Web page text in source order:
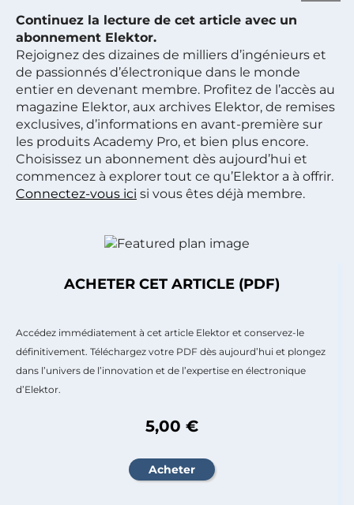
Continuez la lecture de cet article avec un
abonnement Elektor.
Rejoignez des dizaines de milliers d’ingénieurs et
de passionnés d’électronique dans le monde
entier en devenant membre. Profitez de l’accès au
magazine Elektor, aux archives Elektor, de remises
exclusives, d’informations en avant-première sur
les produits Academy Pro, et bien plus encore.
Choisissez un abonnement dès aujourd’hui et
commencez à explorer tout ce qu’Elektor a à offrir.
Connectez-vous ici si vous êtes déjà membre.
ACHETER CET ARTICLE (PDF)
Accédez immédiatement à cet article Elektor et conservez-le
définitivement. Téléchargez votre PDF dès aujourd’hui et plongez
dans l’univers de l’innovation et de l’expertise en électronique
d’Elektor.
5,00 €